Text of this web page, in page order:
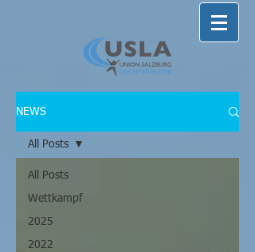
NEWS
All Posts
Wettkampf
2025
2022
All Posts